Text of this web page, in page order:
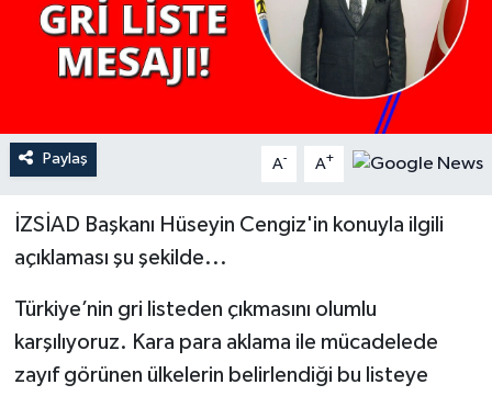
Paylaş A- A+
İZSİAD Başkanı Hüseyin Cengiz'in konuyla ilgili
açıklaması şu şekilde...
Türkiye’nin gri listeden çıkmasını olumlu
karşılıyoruz. Kara para aklama ile mücadelede
zayıf görünen ülkelerin belirlendiği bu listeye